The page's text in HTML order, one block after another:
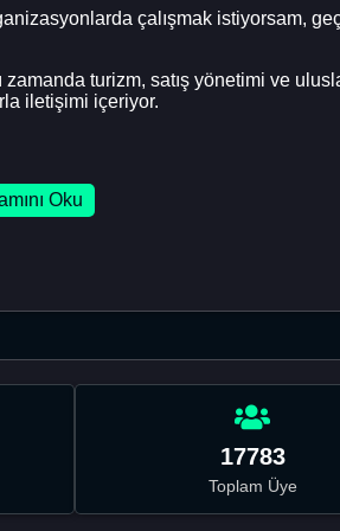
çalışmak istiyorsam,
turizm, satış yönetimi ve
iletişimi içeriyor.
Oku
17783
Toplam Üye